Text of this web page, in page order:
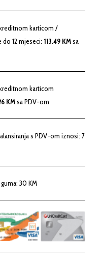
karticom /
12 mjeseci: 113.49 KMsa
karticom
KMsa PDV-om
s PDV-om iznosi: 7
30 KM